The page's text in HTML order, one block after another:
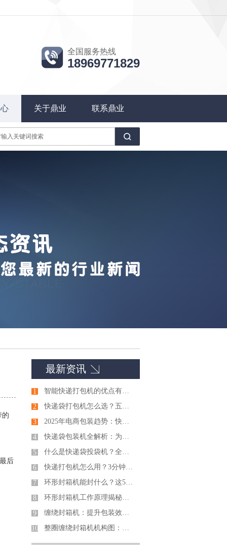
全国服务热线
18969771829
关于鼎业 联系鼎业
的
后
最新资讯
1 智能快递打包机的优点有哪些
2 快递袋打包机怎么选？五个关键参数决定设备好不好用
3 2025年电商包装趋势：快递袋打包机如何助力绿色与智能升级
4 快递袋包装机全解析：为何成为电商与物流企业降本增效的首选？
5 什么是快递袋投袋机？全面解析其工作原理与核心优势
6 快递打包机怎么用？3分钟掌握高效封装秘诀！
7 环形封箱机能封什么？这5大行业离不开它！
8 环形封箱机工作原理揭秘：如何实现360°高效包装？
9 缠绕封箱机：提升包装效率与质量的利器
10 整圈缠绕封箱机机构图：核心结构解析与行业应用指南